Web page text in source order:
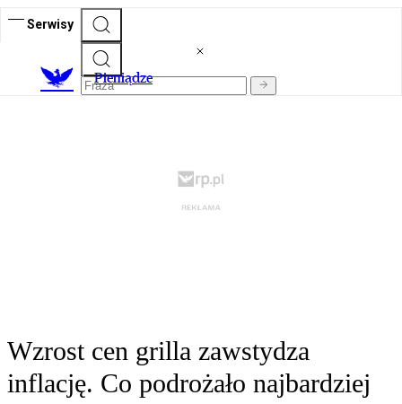
Serwisy
Pieniądze
Wzrost cen grilla zawstydza
inflację. Co podrożało najbardziej